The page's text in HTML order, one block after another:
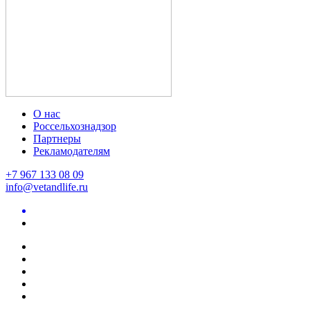
О нас
Россельхознадзор
Партнеры
Рекламодателям
+7 967 133 08 09
info@vetandlife.ru